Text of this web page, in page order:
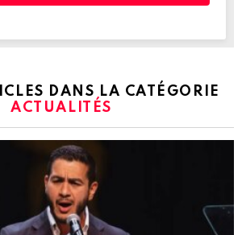
DANS LA CATÉGORIE
ACTUALITÉS